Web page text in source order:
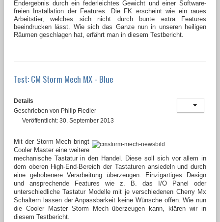
Endergebnis durch ein federleichtes Gewicht und einer Software-
freien Installation der Features. Die FK erscheint wie ein raues
Arbeitstier, welches sich nicht durch bunte extra Features
beeindrucken lässt. Wie sich das Ganze nun in unseren heiligen
Räumen geschlagen hat, erfährt man in diesem Testbericht.
Test: CM Storm Mech MX - Blue
Details
Geschrieben von Philip Fiedler
Veröffentlicht: 30. September 2013
Mit der Storm Mech bringt
Cooler Master eine weitere
mechanische Tastatur in den Handel. Diese soll sich vor allem in
dem oberen High-End-Bereich der Tastaturen ansiedeln und durch
eine gehobenere Verarbeitung überzeugen. Einzigartiges Design
und ansprechende Features wie z. B. das I/O Panel oder
unterschiedliche Tastatur Modelle mit je verschiedenen Cherry Mx
Schaltern lassen der Anpassbarkeit keine Wünsche offen. Wie nun
die Cooler Master Storm Mech überzeugen kann, klären wir in
diesem Testbericht.